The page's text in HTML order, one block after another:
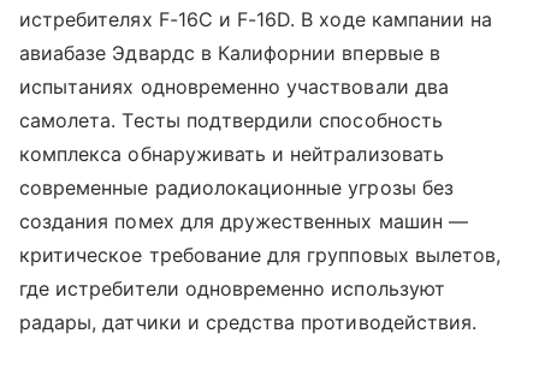
истребителях F-16C и F-16D. В ходе кампании на
авиабазе Эдвардс в Калифорнии впервые в
испытаниях одновременно участвовали два
самолета. Тесты подтвердили способность
комплекса обнаруживать и нейтрализовать
современные радиолокационные угрозы без
создания помех для дружественных машин —
критическое требование для групповых вылетов,
где истребители одновременно используют
радары, датчики и средства противодействия.